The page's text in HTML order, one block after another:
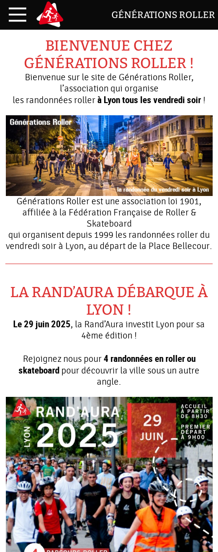
GÉNÉRATIONS ROLLER
BIENVENUE CHEZ
GÉNÉRATIONS ROLLER !
Bienvenue sur le site de Générations Roller,
l’association qui organise
les randonnées rollerà Lyon tous les vendredi soir !
Générations Roller est une association loi 1901,
affiliée à la Fédération Française de Roller &
Skateboard
qui organisent depuis 1999 les randonnées roller du
vendredi soir à Lyon, au départ de la Place Bellecour.
LA RAND’AURA DÉBARQUE À
LYON !
Le 29 juin 2025, la Rand’Aura investit Lyon pour sa
4ème édition !
Rejoignez nous pour4 randonnées en roller ou
skateboard pour découvrir la ville sous un autre
angle.